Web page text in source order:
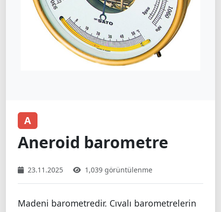
A
Aneroid barometre
23.11.2025 1,039 görüntülenme
Madeni barometredir. Cıvalı barometrelerin